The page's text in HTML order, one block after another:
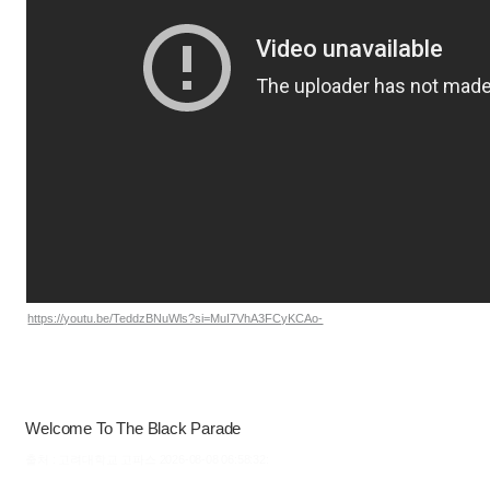
https://youtu.be/TeddzBNuWls?si=MuI7VhA3FCyKCAo-
Welcome To The Black Parade